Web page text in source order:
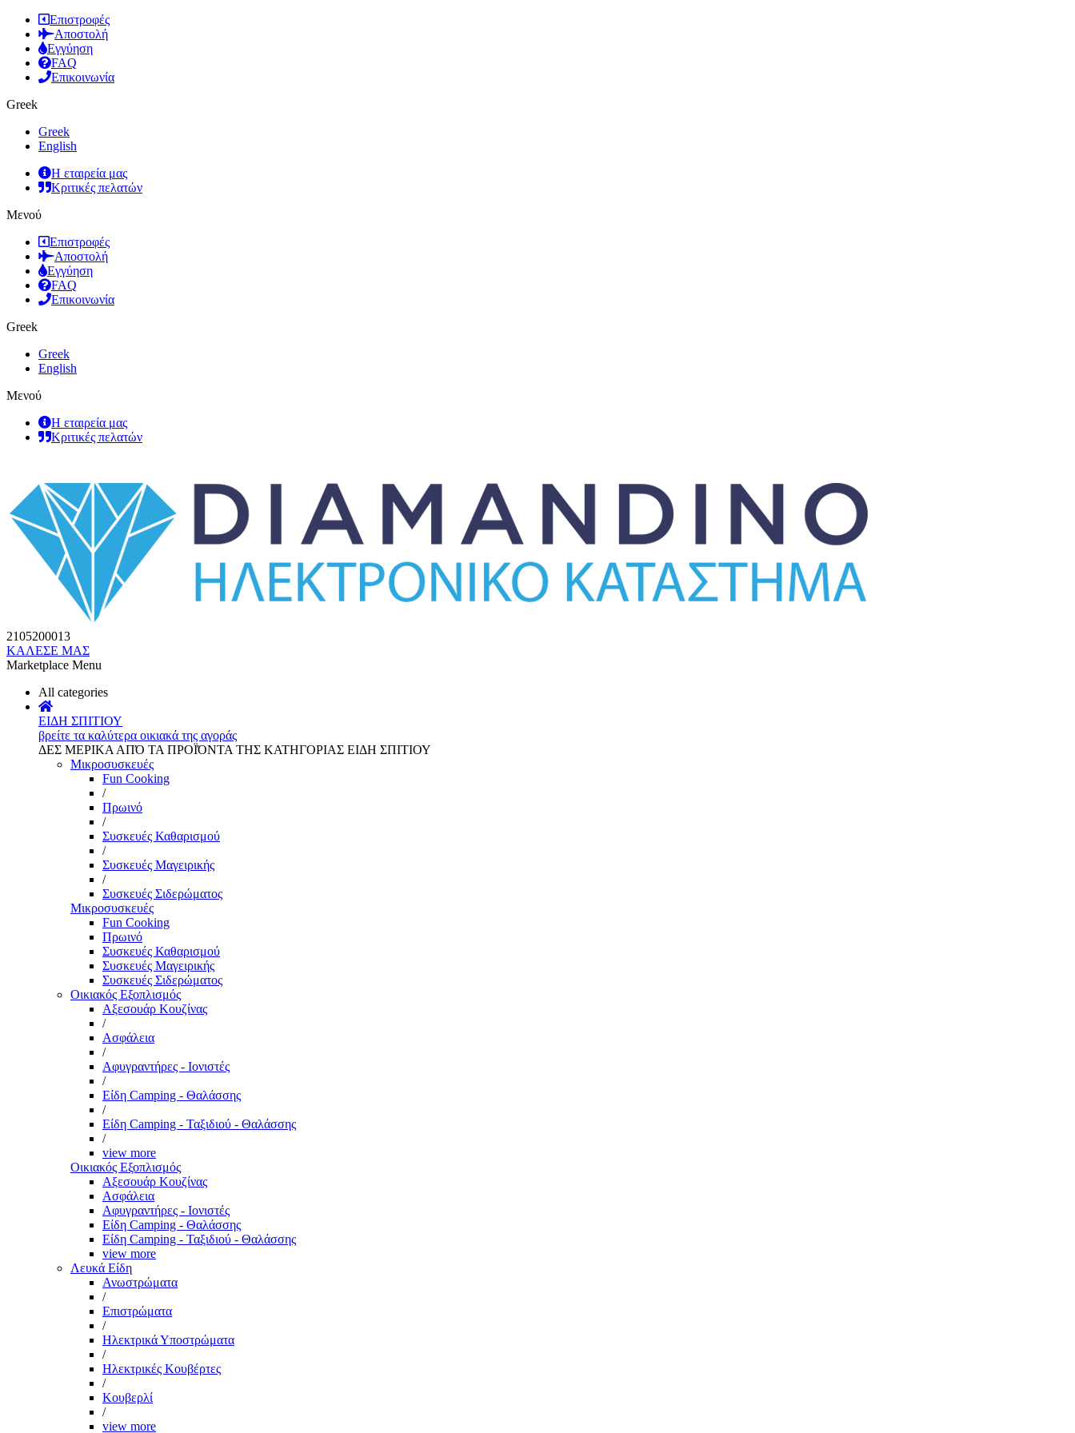
Επιστροφές
Αποστολή
Εγγύηση
FAQ
Επικοινωνία
Greek
Greek
English
Η εταιρεία μας
Κριτικές πελατών
Μενού
Επιστροφές
Αποστολή
Εγγύηση
FAQ
Επικοινωνία
Greek
Greek
English
Μενού
Η εταιρεία μας
Κριτικές πελατών
2105200013
ΚΑΛΕΣΕ ΜΑΣ
Marketplace Menu
All categories
ΕΙΔΗ ΣΠΙΤΙΟΥ
βρείτε τα καλύτερα οικιακά της αγοράς
ΔΕΣ ΜΕΡΙΚΑ ΑΠΌ ΤΑ ΠΡΟΪΌΝΤΑ ΤΗΣ ΚΑΤΗΓΟΡΙΑΣ ΕΙΔΗ ΣΠΙΤΙΟΥ
Μικροσυσκευές
Fun Cooking
/
Πρωινό
/
Συσκευές Καθαρισμού
/
Συσκευές Μαγειρικής
/
Συσκευές Σιδερώματος
Μικροσυσκευές
Fun Cooking
Πρωινό
Συσκευές Καθαρισμού
Συσκευές Μαγειρικής
Συσκευές Σιδερώματος
Οικιακός Εξοπλισμός
Αξεσουάρ Κουζίνας
/
Ασφάλεια
/
Αφυγραντήρες - Ιονιστές
/
Είδη Camping - Θαλάσσης
/
Είδη Camping - Ταξιδιού - Θαλάσσης
/
view more
Οικιακός Εξοπλισμός
Αξεσουάρ Κουζίνας
Ασφάλεια
Αφυγραντήρες - Ιονιστές
Είδη Camping - Θαλάσσης
Είδη Camping - Ταξιδιού - Θαλάσσης
view more
Λευκά Είδη
Ανωστρώματα
/
Επιστρώματα
/
Ηλεκτρικά Υποστρώματα
/
Ηλεκτρικές Κουβέρτες
/
Κουβερλί
/
view more